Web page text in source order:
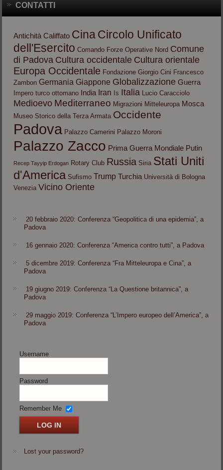
CONTATTI
Antichità Califfato CinaCircolo Unificato
dell'Esercito Comando Forze Operative Nord Comune
di Padova Cultura occidentale Cultura orientale
Europa Occidentale Fondazione Giorgio Cini Francesco
Zambon Germania Giappone Globalizzazione Guerra
Impero turco ottomano India Iran Is Italia Lucio Caracciolo
Medioevo Mediterraneo Migrazioni Mitteleuropa Mosca
Museo Storico della Terza Armata Occidente
Padova Palazzo Camerini Palazzo Moroni
Palazzo Zacco Prima Guerra Mondiale Putin
Recep Tayyip Erdogan Rotary Club Russia Siria Stati Uniti
d'America Sufismo Trump Turchia Università di Bologna
Venezia Vicino Oriente
20 febbraio 2020: Conferenza “Geopolitica di una epidemia”, a
Padova
16 gennaio 2020: Conferenza “America contro tutti”, a Padova
5 dicembre 2019: Conferenza “Fra Mitteleuropa e Cina”, a
Padova
19 giugno 2019: Conferenza “La Questione britannica”, a
Padova
29 maggio 2019: Conferenza “L’Impero europeo dell’America”, a
Padova
Username
Password
Remember Me
Lost your password?